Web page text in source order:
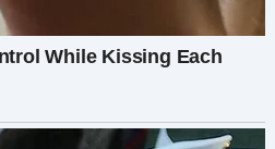
— в его взгляде было